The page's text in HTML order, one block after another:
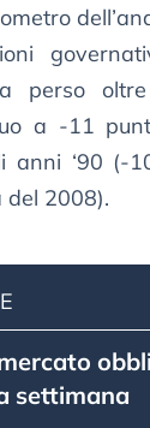
perso
a -11
anni ‘90 (-
del 2008).
settimana